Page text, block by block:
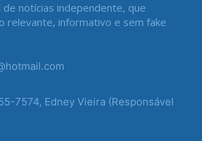
notícias independente, que
relevante, informativo e sem fake
7574, Edney Vieira (Responsável